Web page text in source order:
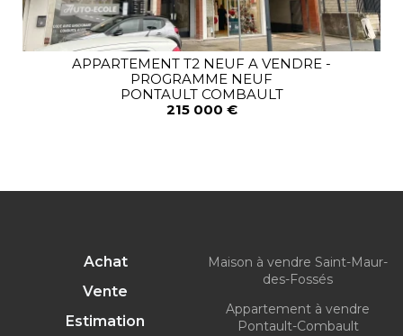
APPARTEMENT T2 NEUF A VENDRE -
PROGRAMME NEUF
PONTAULT COMBAULT
215 000 €
Achat
Vente
Estimation
Maison à vendre Saint-Maur-
des-Fossés
Appartement à vendre
Pontault-Combault